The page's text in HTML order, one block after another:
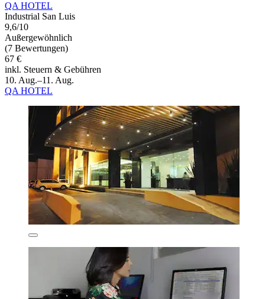
QA HOTEL
Industrial San Luis
9,6/10
Außergewöhnlich
(7 Bewertungen)
67 €
inkl. Steuern & Gebühren
10. Aug.–11. Aug.
QA HOTEL